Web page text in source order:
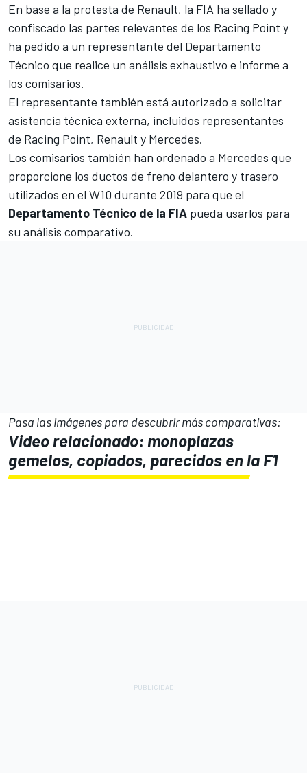
En base a la protesta de Renault, la FIA ha sellado y
confiscado las partes relevantes de los Racing Point y
ha pedido a un representante del Departamento
Técnico que realice un análisis exhaustivo e informe a
los comisarios.
El representante también está autorizado a solicitar
asistencia técnica externa, incluidos representantes
de Racing Point, Renault y Mercedes.
Los comisarios también han ordenado a Mercedes que
proporcione los ductos de freno delantero y trasero
utilizados en el W10 durante 2019 para que el
Departamento Técnico de la FIA pueda usarlos para
su análisis comparativo.
Pasa las imágenes para descubrir más comparativas:
Video relacionado: monoplazas
gemelos, copiados, parecidos en la F1